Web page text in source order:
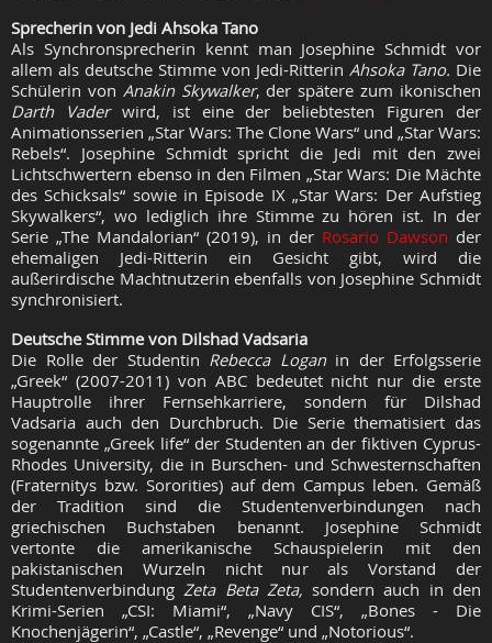
Sprecherin von Jedi Ahsoka Tano
Als Synchronsprecherin kennt man Josephine Schmidt vor
allem als deutsche Stimme von Jedi-Ritterin Ahsoka Tano. Die
Schülerin von Anakin Skywalker, der spätere zum ikonischen
Darth Vaderwird, ist eine der beliebtesten Figuren der
Animationsserien „Star Wars: The Clone Wars“ und „Star Wars:
Rebels“. Josephine Schmidt spricht die Jedi mit den zwei
Lichtschwertern ebenso in den Filmen „Star Wars: Die Mächte
des Schicksals“ sowie in Episode IX „Star Wars: Der Aufstieg
Skywalkers“, wo lediglich ihre Stimme zu hören ist. In der
Serie „The Mandalorian“ (2019), in der Rosario Dawson der
ehemaligen Jedi-Ritterin ein Gesicht gibt, wird die
außerirdische Machtnutzerin ebenfalls von Josephine Schmidt
synchronisiert.
Deutsche Stimme von Dilshad Vadsaria
Die Rolle der Studentin Rebecca Logan in der Erfolgsserie
„Greek“ (2007-2011) von ABC bedeutet nicht nur die erste
Hauptrolle ihrer Fernsehkarriere, sondern für Dilshad
Vadsaria auch den Durchbruch. Die Serie thematisiert das
sogenannte „Greek life“ der Studenten an der fiktiven Cyprus-
Rhodes University, die in Burschen- und Schwesternschaften
(Fraternitys bzw. Sororities) auf dem Campus leben. Gemäß
der Tradition sind die Studentenverbindungen nach
griechischen Buchstaben benannt. Josephine Schmidt
vertonte die amerikanische Schauspielerin mit den
pakistanischen Wurzeln nicht nur als Vorstand der
StudentenverbindungZeta Beta Zeta, sondern auch in den
Krimi-Serien „CSI: Miami“, „Navy CIS“, „Bones - Die
Knochenjägerin“, „Castle“, „Revenge“ und „Notorious“.